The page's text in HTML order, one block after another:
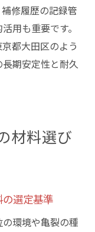
修履歴の記録管
用も重要です。
都大田区のよう
期安定性と耐久
材料選び
選定基準
環境や亀裂の種